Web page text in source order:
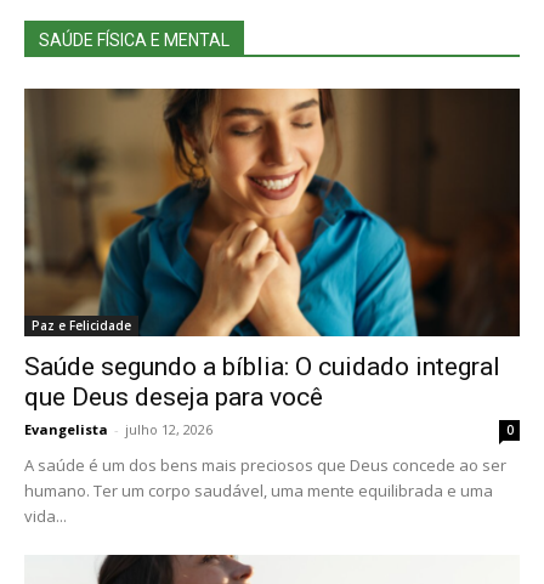
SAÚDE FÍSICA E MENTAL
Paz e Felicidade
Saúde segundo a bíblia: O cuidado integral
que Deus deseja para você
Evangelista - julho 12, 2026 0
A saúde é um dos bens mais preciosos que Deus concede ao ser
humano. Ter um corpo saudável, uma mente equilibrada e uma
vida...